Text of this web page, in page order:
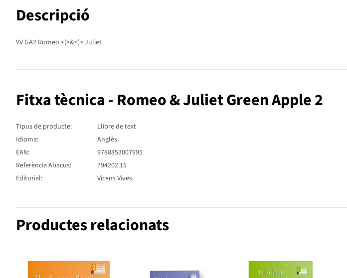
Descripció
VV GA2 Romeo <(>&<)> Juliet
Fitxa tècnica - Romeo & Juliet Green Apple 2
Tipus de producte:
Llibre de text
Idioma:
Anglès
EAN:
9788853007995
Referència Abacus:
794202.15
Editorial:
Vicens Vives
Productes relacionats